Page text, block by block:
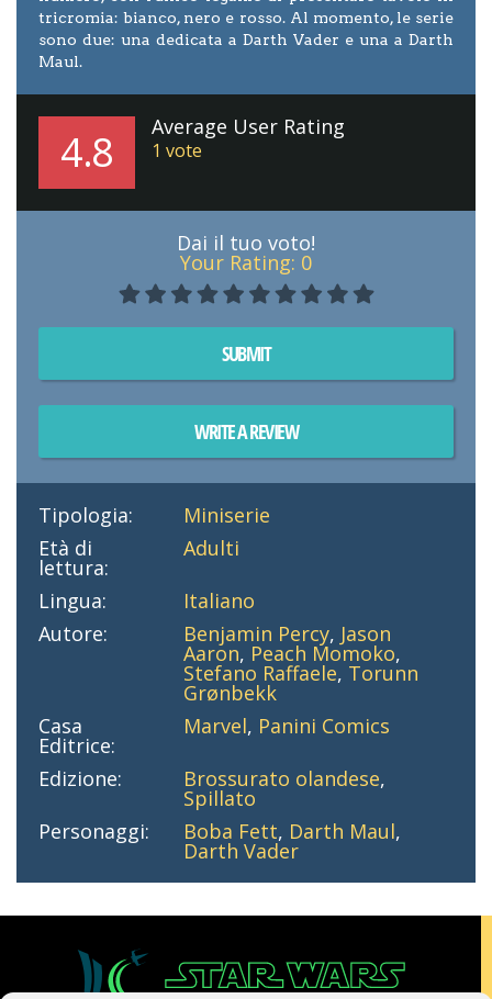
tricromia: bianco, nero e rosso. Al momento, le serie
sono due: una dedicata a Darth Vader e una a Darth
Maul.
4.8 Average User Rating
1 vote
Dai il tuo voto!
Your Rating: 0
SUBMIT
WRITE A REVIEW
Tipologia:
Miniserie
Età di
lettura:
Adulti
Lingua:
Italiano
Autore:
Benjamin Percy, Jason
Aaron, Peach Momoko,
Stefano Raffaele, Torunn
Grønbekk
Casa
Editrice:
Marvel, Panini Comics
Edizione:
Brossurato olandese,
Spillato
Personaggi:
Boba Fett, Darth Maul,
Darth Vader